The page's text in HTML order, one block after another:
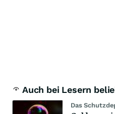
Auch bei Lesern
Das